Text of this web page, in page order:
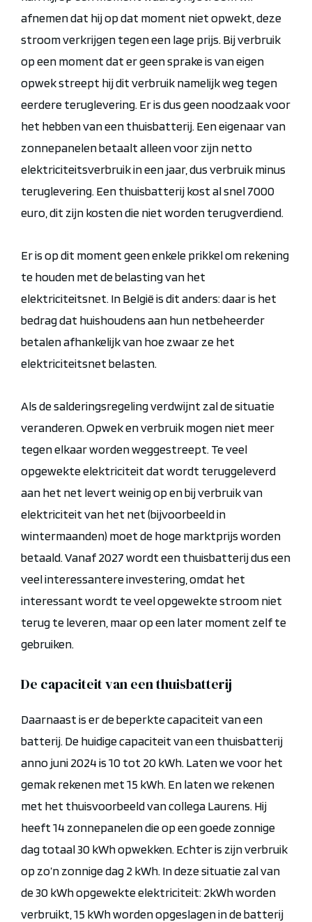
afnemen dat hij op dat moment niet opwekt, deze
stroom verkrijgen tegen een lage prijs. Bij verbruik
op een moment dat er geen sprake is van eigen
opwek streept hij dit verbruik namelijk weg tegen
eerdere teruglevering. Er is dus geen noodzaak voor
het hebben van een thuisbatterij. Een eigenaar van
zonnepanelen betaalt alleen voor zijn netto
elektriciteitsverbruik in een jaar, dus verbruik minus
teruglevering. Een thuisbatterij kost al snel 7000
euro, dit zijn kosten die niet worden terugverdiend.
Er isop dit moment geen enkele prikkel om rekening
te houden met de belasting van het
elektriciteitsnet.In België is dit anders: daar is het
bedrag dat huishoudens aan hun netbeheerder
betalen afhankelijk van hoe zwaar ze het
elektriciteitsnet belasten.
Als de salderingsregeling verdwijnt zal de situatie
veranderen.Opwek en verbruik mogen niet meer
tegen elkaar worden weggestreept.Teveel
opgewekte elektriciteit dat wordt teruggeleverd
aan het net levert weinig op enbijverbruik van
elektriciteitvan het net(bijvoorbeeld in
wintermaanden)moet de hoge marktprijs worden
betaald.Vanaf 2027wordt een thuisbatterij dus een
veel interessantere investering, omdat het
interessant wordt teveelopgewekte stroom niet
terug te leveren, maar op een later moment zelf te
gebruiken.
De capaciteit van een thuisbatterij
Daarnaast is er de beperkte capaciteit van een
batterij. De huidige capaciteit van een thuisbatterij
anno juni 2024 is 10 tot 20 kWh. Laten we voor het
gemak rekenen met 15 kWh. En laten we rekenen
met het thuisvoorbeeld van collega Laurens. Hij
heeft 14 zonnepanelen die op een goede zonnige
dag totaal 30 kWh opwekken. Echter is zijn verbruik
op zo’n zonnige dag 2 kWh. In deze situatie zal van
de 30 kWh opgewekte elektriciteit: 2kWh worden
verbruikt, 15 kWh worden opgeslagen in de batterij